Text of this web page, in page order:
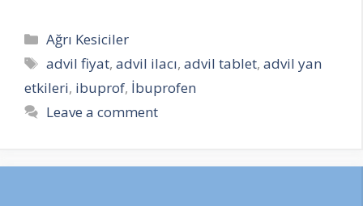
Categories
Ağrı Kesiciler
Tags
advil fiyat,advil ilacı,advil tablet,advil yan
etkileri, ibuprof, İbuprofen
Leave a comment